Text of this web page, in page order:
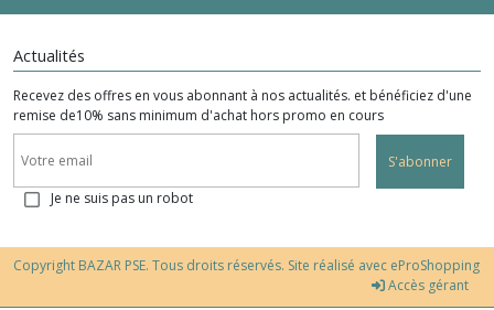
Actualités
Recevez des offres en vous abonnant à nos actualités. et bénéficiez d'une
remise de10% sans minimum d'achat hors promo en cours
S'abonner
Je ne suis pas un robot
Copyright BAZAR PSE. Tous droits réservés. Site réalisé avec eProShopping
Accès gérant